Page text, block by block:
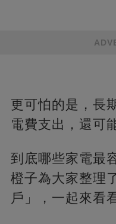
更可怕的是，長
電費支出，還可
到底哪些家電最
橙子為大家整理
戶」，一起來看